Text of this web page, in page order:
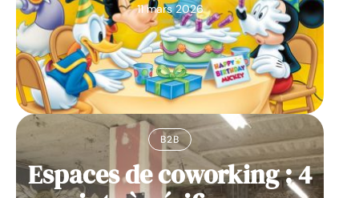
11 mars 2026
B2B
Espaces de coworking : 4